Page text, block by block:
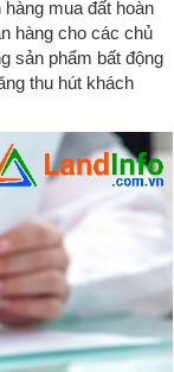
mua đất hoàn
hàng cho các chủ
sản phẩm bất động
thu hút khách